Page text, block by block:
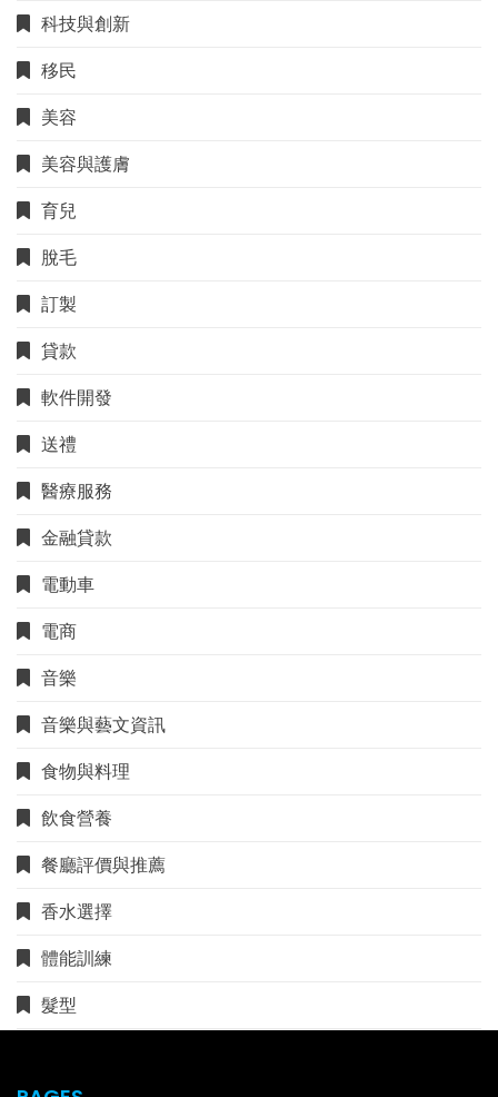
科技與創新
移民
美容
美容與護膚
育兒
脫毛
訂製
貸款
軟件開發
送禮
醫療服務
金融貸款
電動車
電商
音樂
音樂與藝文資訊
食物與料理
飲食營養
餐廳評價與推薦
香水選擇
體能訓練
髮型